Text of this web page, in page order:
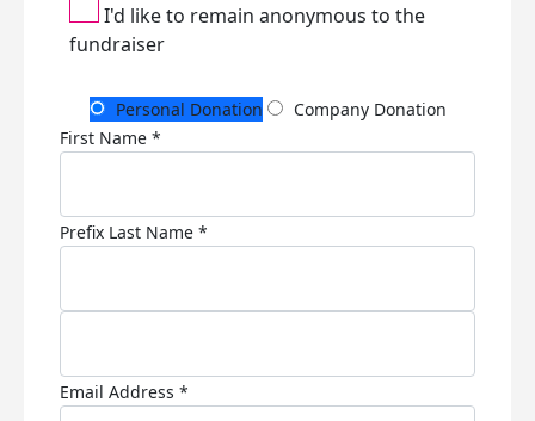
I'd like to remain anonymous to the
fundraiser
Personal Donation
Company Donation
First Name *
Prefix Last Name *
Email Address *